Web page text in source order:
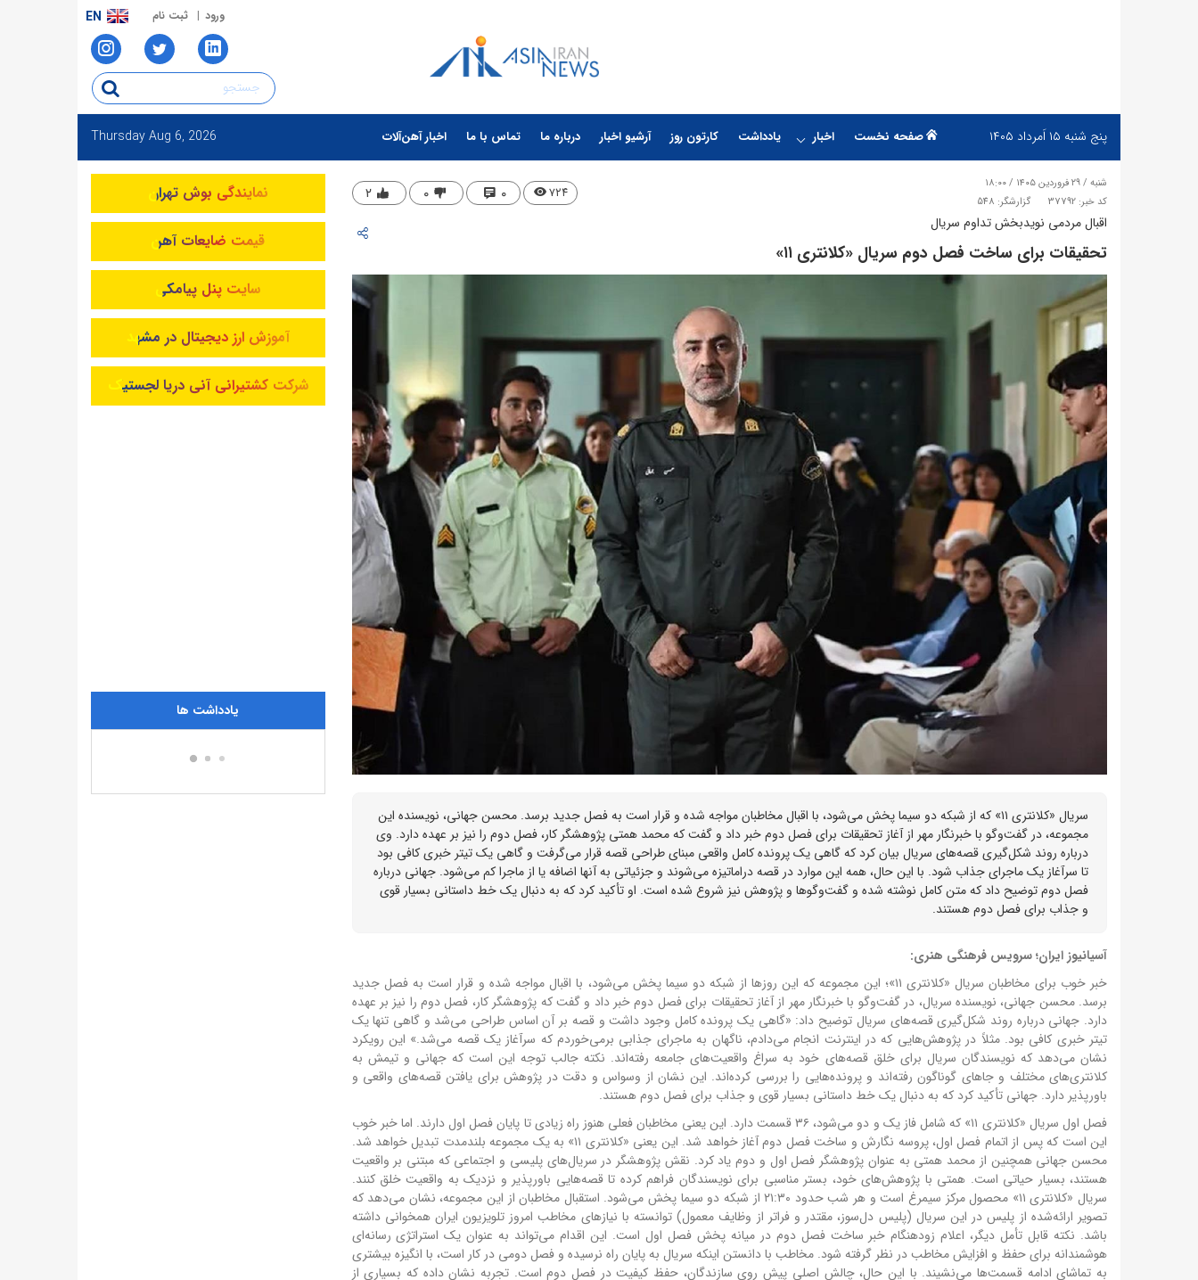
ورود ثبت نام EN
پنج شنبه ۱۵ اَمرداد ۱۴۰۵ صفحه نخست اخبار یادداشت کارتون روز آرشیو اخبار درباره ما تماس با ما اخبار آهن‌آلات ThursdayAug 6, 2026
شنبه / ۲۹ فروردین ۱۴۰۵ / ۱۸:۰۰
کد خبر: 37792
گزارشگر: 548 ۷۲۴ ۰ ۰ ۲
اقبال مردمی نویدبخش تداوم سریال
تحقیقات برای ساخت فصل دوم سریال «کلانتری ۱۱»
سریال «کلانتری ۱۱» که از شبکه دو سیما پخش می‌شود، با اقبال مخاطبان مواجه شده و قرار است به فصل جدید برسد. محسن جهانی، نویسنده این
مجموعه، در گفت‌وگو با خبرنگار مهر از آغاز تحقیقات برای فصل دوم خبر داد و گفت که محمد همتی پژوهشگر کار، فصل دوم را نیز بر عهده دارد. وی
درباره روند شکل‌گیری قصه‌های سریال بیان کرد که گاهی یک پرونده کامل واقعی مبنای طراحی قصه قرار می‌گرفت و گاهی یک تیتر خبری کافی بود
تا سرآغاز یک ماجرای جذاب شود. با این حال، همه این موارد در قصه دراماتیزه می‌شوند و جزئیاتی به آنها اضافه یا از ماجرا کم می‌شود. جهانی درباره
فصل دوم توضیح داد که متن کامل نوشته شده و گفت‌وگوها و پژوهش نیز شروع شده است. او تأکید کرد که به دنبال یک خط داستانی بسیار قوی
و جذاب برای فصل دوم هستند.
آسیانیوز ایران؛ سرویس فرهنگی هنری:
خبر خوب برای مخاطبان سریال «کلانتری ۱۱»؛ این مجموعه که این روزها از شبکه دو سیما پخش می‌شود، با اقبال مواجه شده و قرار است به فصل جدید
برسد. محسن جهانی، نویسنده سریال، در گفت‌وگو با خبرنگار مهر از آغاز تحقیقات برای فصل دوم خبر داد و گفت که پژوهشگر کار، فصل دوم را نیز بر عهده
دارد. جهانی درباره روند شکل‌گیری قصه‌های سریال توضیح داد: «گاهی یک پرونده کامل وجود داشت و قصه بر آن اساس طراحی می‌شد و گاهی تنها یک
تیتر خبری کافی بود. مثلاً در پژوهش‌هایی که در اینترنت انجام می‌دادم، ناگهان به ماجرای جذابی برمی‌خوردم که سرآغاز یک قصه می‌شد.» این رویکرد
نشان می‌دهد که نویسندگان سریال برای خلق قصه‌های خود به سراغ واقعیت‌های جامعه رفته‌اند. نکته جالب توجه این است که جهانی و تیمش به
کلانتری‌های مختلف و جاهای گوناگون رفته‌اند و پرونده‌هایی را بررسی کرده‌اند. این نشان از وسواس و دقت در پژوهش برای یافتن قصه‌های واقعی و
باورپذیر دارد. جهانی تأکید کرد که به دنبال یک خط داستانی بسیار قوی و جذاب برای فصل دوم هستند.
فصل اول سریال «کلانتری ۱۱» که شامل فاز یک و دو می‌شود، ۳۶ قسمت دارد. این یعنی مخاطبان فعلی هنوز راه زیادی تا پایان فصل اول دارند. اما خبر خوب
این است که پس از اتمام فصل اول، پروسه نگارش و ساخت فصل دوم آغاز خواهد شد. این یعنی «کلانتری ۱۱» به یک مجموعه بلندمدت تبدیل خواهد شد.
محسن جهانی همچنین از محمد همتی به عنوان پژوهشگر فصل اول و دوم یاد کرد. نقش پژوهشگر در سریال‌های پلیسی و اجتماعی که مبتنی بر واقعیت
هستند، بسیار حیاتی است. همتی با پژوهش‌های خود، بستر مناسبی برای نویسندگان فراهم کرده تا قصه‌هایی باورپذیر و نزدیک به واقعیت خلق کنند.
سریال «کلانتری ۱۱» محصول مرکز سیمرغ است و هر شب حدود ۲۱:۳۰ از شبکه دو سیما پخش می‌شود. استقبال مخاطبان از این مجموعه، نشان می‌دهد که
تصویر ارائه‌شده از پلیس در این سریال (پلیس دل‌سوز، مقتدر و فراتر از وظایف معمول) توانسته با نیازهای مخاطب امروز تلویزیون ایران همخوانی داشته
باشد. نکته قابل تأمل دیگر، اعلام زودهنگام خبر ساخت فصل دوم در میانه پخش فصل اول است. این اقدام می‌تواند به عنوان یک استراتژی رسانه‌ای
هوشمندانه برای حفظ و افزایش مخاطب در نظر گرفته شود. مخاطب با دانستن اینکه سریال به پایان راه نرسیده و فصل دومی در کار است، با انگیزه بیشتری
به تماشای ادامه قسمت‌ها می‌نشیند. با این حال، چالش اصلی پیش روی سازندگان، حفظ کیفیت در فصل دوم است. تجربه نشان داده که بسیاری از
نمایندگی بوش تهران
قیمت ضایعات آهن
سایت پنل پیامکی
آموزش ارز دیجیتال در مشهد
شرکت کشتیرانی آنی دریا لجستیک
یادداشت ها